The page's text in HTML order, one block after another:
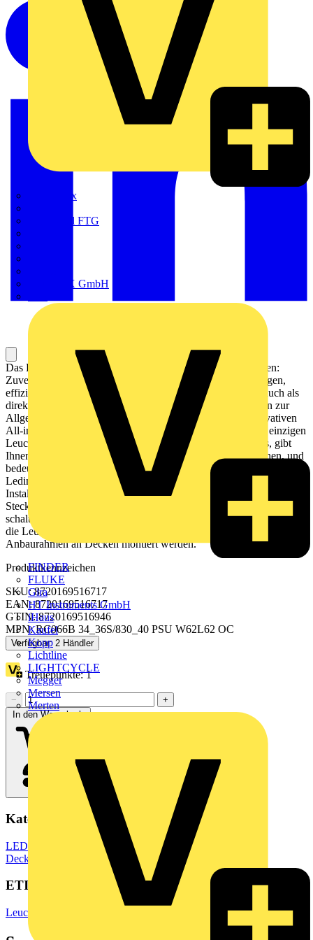
Adaptaflex
Amphenol FTG
DOTLUX GmbH
FINDER
FLUKE
Gira
HT Instruments GmbH
iHaus
Kaufel
Kopp
Lichtline
LIGHTCYCLE
Megger
Mersen
Merten
Das Philips Ledinaire Panel erfüllt das Ledinaire-Versprechen:
Zuverlässige Beleuchtung, jeden Tag. Die sehr kostengünstgen,
effizienten und langlebigen LED-Einlegeleuchten wurden auch als
direkter Ersatz für herkömmliche Leuchtstofflampenleuchten zur
Allgemeinbeleuchtung entwickelt und bieten mit ihrer innovativen
All-in-Funktion eine Auswahl von drei Lichtfarben in einer einzigen
Leuchte. Das erleichtert die Auswahl des richtigen Produkts, gibt
Ihnen die Flexibilität, auf Kundenwünsche vor Ort einzugehen, und
bedeutet weniger unterschiedliche Produkte am Lager. Alle
Ledinaire Panel sind BAP-tauglich konform EN12464-1. Die
Installation des Ledinaire Panels erfolgt einfach mit einer
Steckanschlussklemme. Das Ledinaire Panel - Sortiment umfasst
schaltbare und DALI-dimmbare. Mit optionalem Zubehör können
die Leuchten in gesägte Decken eingebaut oder mit einem
Anbaurahmen an Decken montiert werden.
Produktkennzeichen
SKU: 8720169516717
EAN: 8720169516717
GTIN: 8720169516946
MPN: RC066B 34_36S/830_40 PSU W62L62 OC
Verfügbar: 2 Händler
Treuepunkte:1
−
+
In den Warenkorb
Kategorien
LED Beleuchtung & Leuchten LED Beleuchtung
Deckenleuchten
ETIM Group
Leuchten